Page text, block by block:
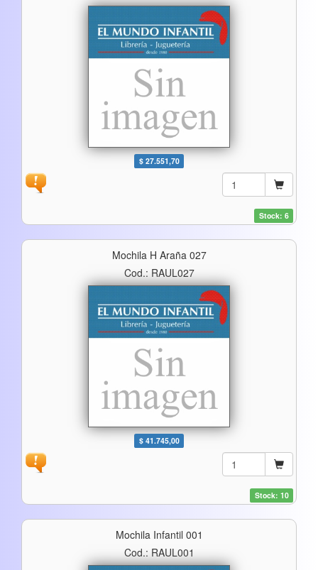
$ 27.551,70
Stock: 6
Mochila H Araña 027
Cod.: RAUL027
$ 41.745,00
Stock: 10
Mochila Infantil 001
Cod.: RAUL001